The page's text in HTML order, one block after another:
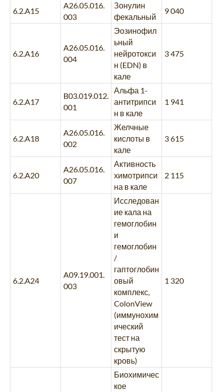
6.2.A15
A26.05.016.
003
Зонулин
фекальный
9 040
6.2.A16
A26.05.016.
004
Эозинофил
ьный
нейротокси
н (EDN) в
кале
3 475
6.2.A17
B03.019.012.
001
Альфа 1-
антитрипси
н в кале
1 941
6.2.A18
A26.05.016.
002
Желчные
кислоты в
кале
3 615
6.2.A20
A26.05.016.
007
Активность
химотрипси
на в кале
2 115
6.2.A24
A09.19.001.
003
Исследован
ие кала на
гемоглобин
и
гемоглобин
/
гаптоглобин
овый
комплекс,
ColonView
(иммунохим
ический
тест на
скрытую
кровь)
1 320
Биохимичес
кое